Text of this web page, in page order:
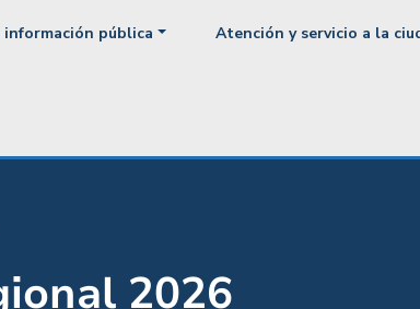
información pública Atención y servicio a la
2026